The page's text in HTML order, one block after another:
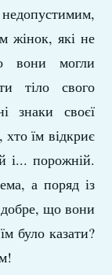
жінок, які не
вони могли
тіло свого
знаки своєї
їм відкриє
і... порожній.
а поряд із
що вони
було казати?